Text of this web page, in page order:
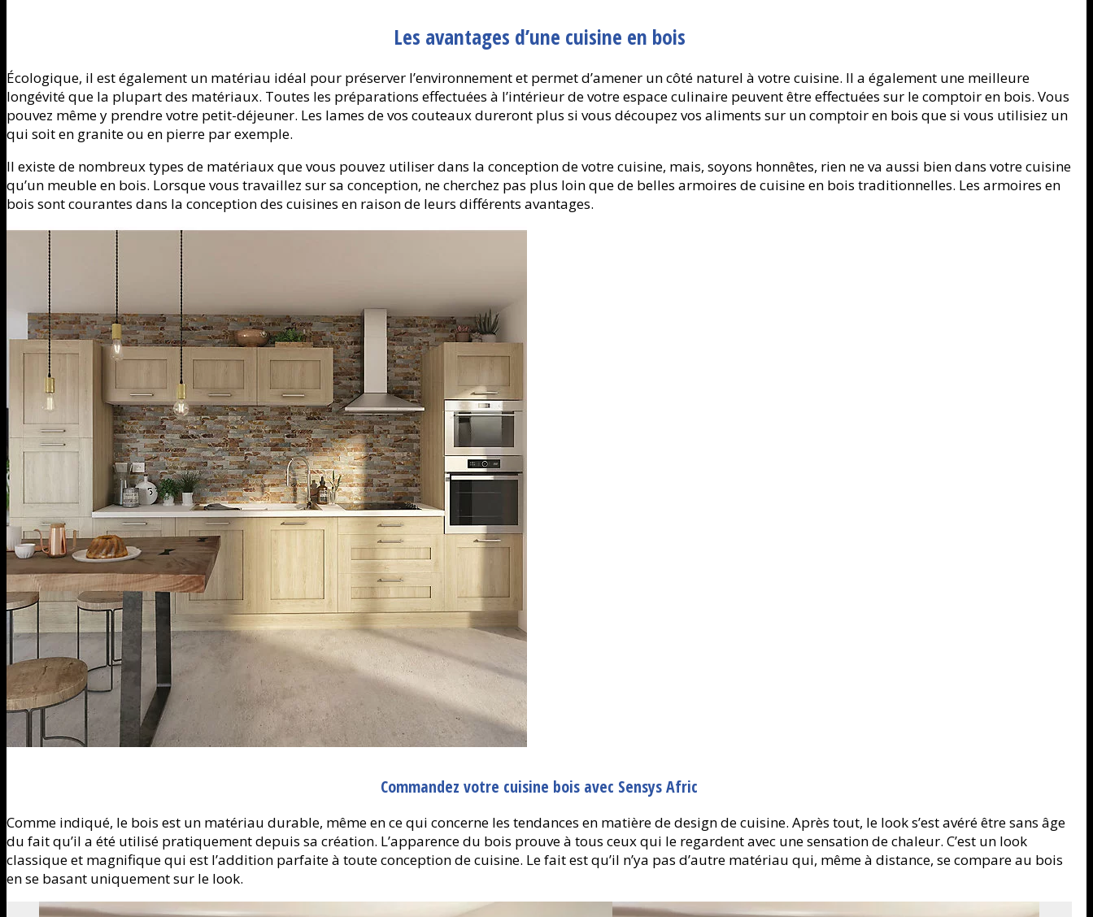
Les avantages d’une cuisine en bois
Écologique, il est également un matériau idéal pour préserver l’environnement et permet d’amener un côté naturel à votre cuisine. Il a également une meilleure
longévité que la plupart des matériaux. Toutes les préparations effectuées à l’intérieur de votre espace culinaire peuvent être effectuées sur le comptoir en bois. Vous
pouvez même y prendre votre petit-déjeuner. Les lames de vos couteaux dureront plus si vous découpez vos aliments sur un comptoir en bois que si vous utilisiez un
qui soit en granite ou en pierre par exemple.
Il existe de nombreux types de matériaux que vous pouvez utiliser dans la conception de votre cuisine, mais, soyons honnêtes, rien ne va aussi bien dans votre cuisine
qu’un meuble en bois. Lorsque vous travaillez sur sa conception, ne cherchez pas plus loin que de belles armoires de cuisine en bois traditionnelles. Les armoires en
bois sont courantes dans la conception des cuisines en raison de leurs différents avantages.
Commandez votre cuisine bois avec Sensys Afric
Comme indiqué, le bois est un matériau durable, même en ce qui concerne les tendances en matière de design de cuisine. Après tout, le look s’est avéré être sans âge
du fait qu’il a été utilisé pratiquement depuis sa création. L’apparence du bois prouve à tous ceux qui le regardent avec une sensation de chaleur. C’est un look
classique et magnifique qui est l’addition parfaite à toute conception de cuisine. Le fait est qu’il n’ya pas d’autre matériau qui, même à distance, se compare au bois
en se basant uniquement sur le look.